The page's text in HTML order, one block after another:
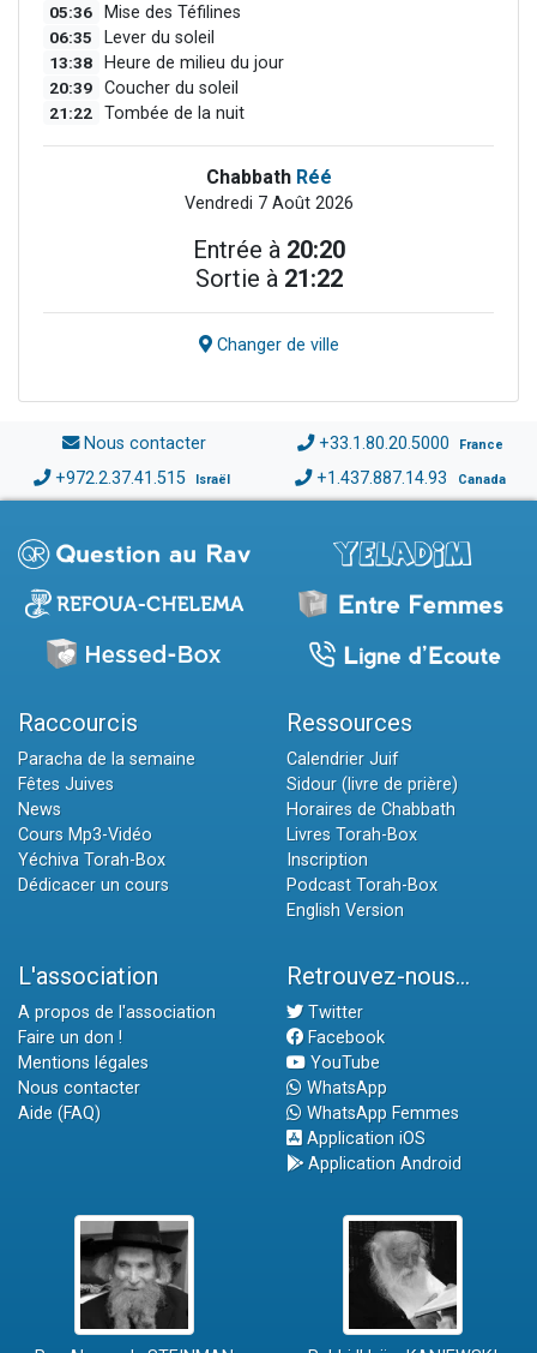
05:36 Mise des Téfilines
06:35 Lever du soleil
13:38 Heure de milieu du jour
20:39 Coucher du soleil
21:22 Tombée de la nuit
Chabbath Réé
Vendredi 7 Août 2026
Entrée à 20:20
Sortie à 21:22
Changer de ville
Nous contacter +33.1.80.20.5000 France
+972.2.37.41.515 Israël +1.437.887.14.93 Canada
Raccourcis
Paracha de la semaine
Fêtes Juives
News
Cours Mp3-Vidéo
Yéchiva Torah-Box
Dédicacer un cours
Ressources
Calendrier Juif
Sidour (livre de prière)
Horaires de Chabbath
Livres Torah-Box
Inscription
Podcast Torah-Box
English Version
L'association
A propos de l'association
Faire un don !
Mentions légales
Nous contacter
Aide (FAQ)
Retrouvez-nous...
Twitter
Facebook
YouTube
WhatsApp
WhatsApp Femmes
Application iOS
Application Android